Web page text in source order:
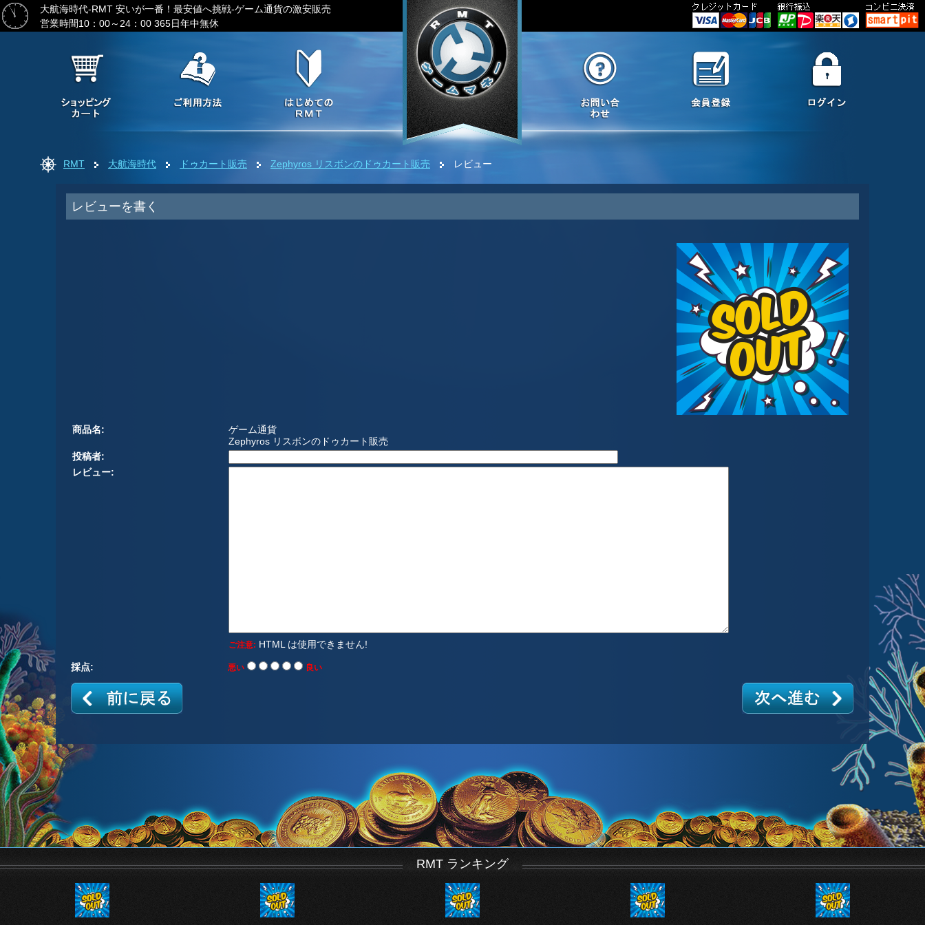
大航海時代-RMT 安いが一番！最安値へ挑戦-ゲーム通貨の激安販売
営業時間10：00～24：00 365日年中無休
RMT 大航海時代 ドゥカート販売 Zephyros リスボンのドゥカート販売 レビュー
レビューを書く
商品名:
ゲーム通貨
Zephyros リスボンのドゥカート販売
投稿者:
レビュー:
ご注意: HTML は使用できません!
採点: 悪い 良い
RMT ランキング